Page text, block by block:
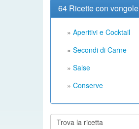
64 Ricette con vongole
» Aperitivi e Cocktail
» Secondi di Carne
» Salse
» Conserve
Cerca